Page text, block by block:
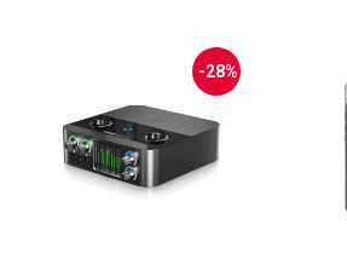
-28%